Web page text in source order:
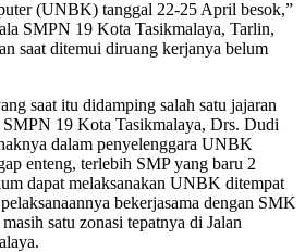
(UNBK) tanggal 22-25 April besok,”
SMPN 19 Kota Tasikmalaya, Tarlin,
saat ditemui diruang kerjanya belum
saat itu didamping salah satu jajaran
19 Kota Tasikmalaya, Drs. Dudi
dalam penyelenggara UNBK
enteng, terlebih SMP yang baru 2
dapat melaksanakan UNBK ditempat
bekerjasama dengan SMK
satu zonasi tepatnya di Jalan